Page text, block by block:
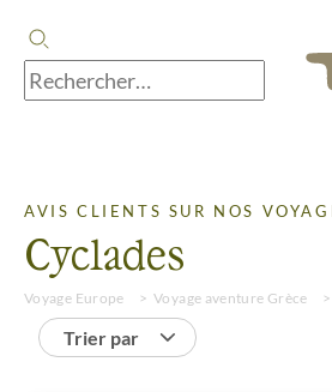
AVIS CLIENTS SUR NOS
Cyclades
Voyage Europe Voyage aventure Grèce
Trier par